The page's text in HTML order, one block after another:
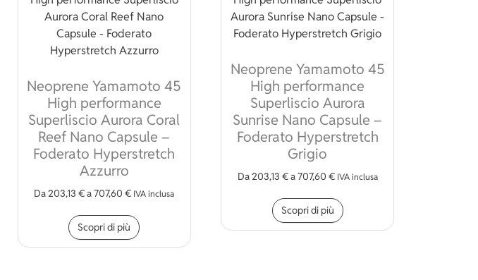
scelte nella pagina del prodotto
ha più varianti. Le opzioni possono essere scelte nella pagina del prodotto
Neoprene Yamamoto 45
High performance
Superliscio Aurora Coral
Reef Nano Capsule –
Foderato Hyperstretch
Azzurro
Da203,13€a707,60€ IVA inclusa
Scopri di più
Questo prodotto ha più varianti. Le opzioni possono essere scelte
Neoprene Yamamoto 45
High performance
Superliscio Aurora
Sunrise Nano Capsule –
Foderato Hyperstretch
Grigio
Da203,13 €a707,60 € IVA inclusa
Scopri di più